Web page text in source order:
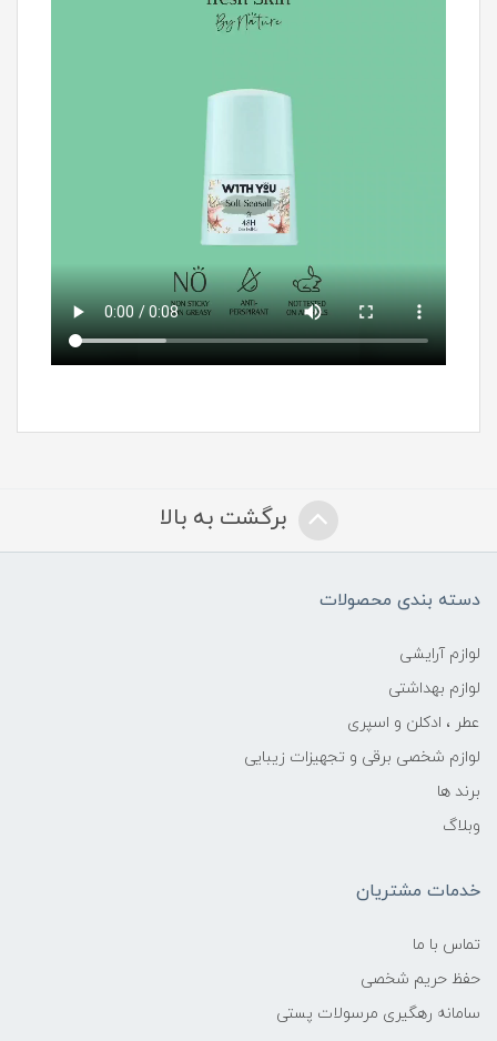
برگشت به بالا
دسته بندی محصولات
لوازم آرایشی
لوازم بهداشتی
عطر ، ادکلن و اسپری
لوازم شخصی برقی و تجهیزات زیبایی
برند ها
وبلاگ
خدمات مشتریان
تماس با ما
حفظ حریم شخصی
سامانه رهگیری مرسولات پستی